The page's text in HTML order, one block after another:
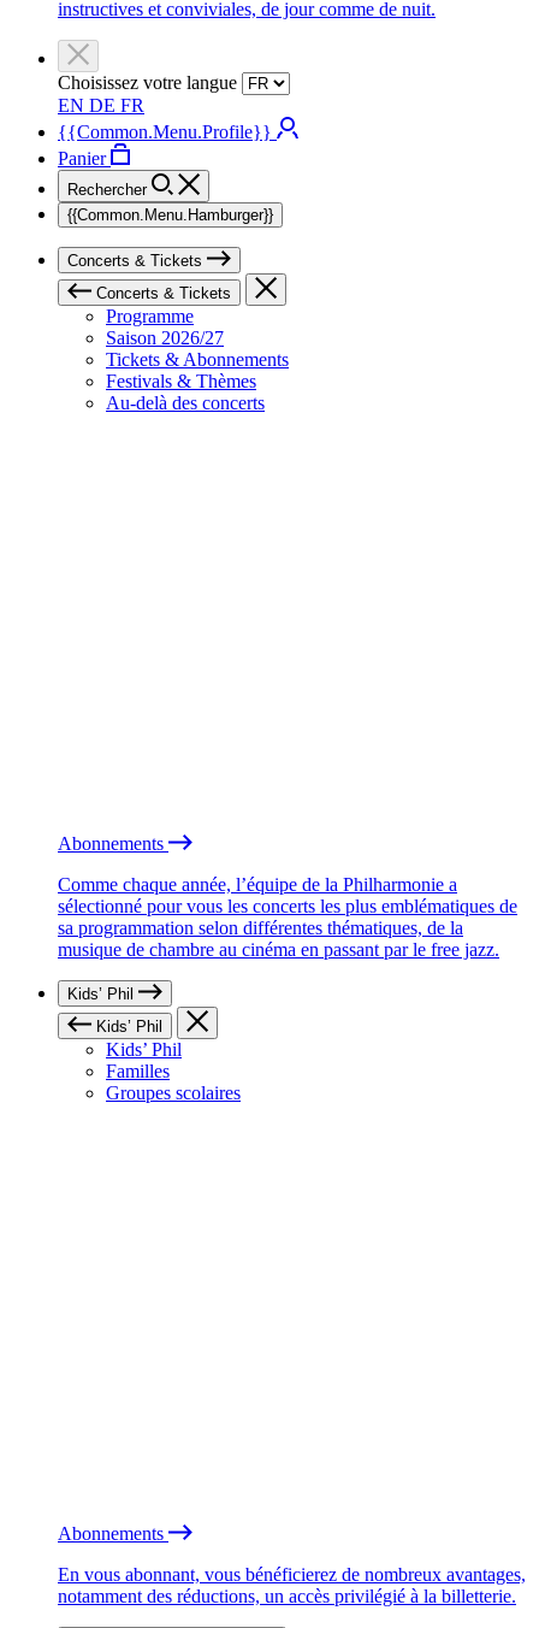
instructives et conviviales, de jour comme de nuit.
Choisissez votre langue
EN DE FR
{{Common.Menu.Profile}}
Panier
Rechercher
{{Common.Menu.Hamburger}}
Concerts & Tickets
Concerts & Tickets
Programme
Saison 2026/27
Tickets & Abonnements
Festivals & Thèmes
Au-delà des concerts
Abonnements
Comme chaque année, l’équipe de la Philharmonie a
sélectionné pour vous les concerts les plus emblématiques de
sa programmation selon différentes thématiques, de la
musique de chambre au cinéma en passant par le free jazz.
Kids’ Phil
Kids’ Phil
Kids’ Phil
Familles
Groupes scolaires
Abonnements
En vous abonnant, vous bénéficierez de nombreux avantages,
notamment des réductions, un accès privilégié à la billetterie.